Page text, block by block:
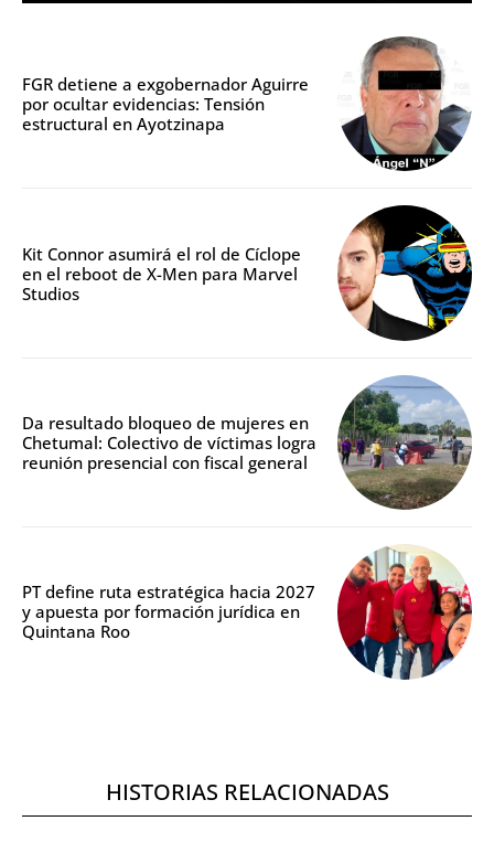
FGR detiene a exgobernador Aguirre
por ocultar evidencias: Tensión
estructural en Ayotzinapa
Kit Connor asumirá el rol de Cíclope
en el reboot de X-Men para Marvel
Studios
Da resultado bloqueo de mujeres en
Chetumal: Colectivo de víctimas logra
reunión presencial con fiscal general
PT define ruta estratégica hacia 2027
y apuesta por formación jurídica en
Quintana Roo
HISTORIAS RELACIONADAS